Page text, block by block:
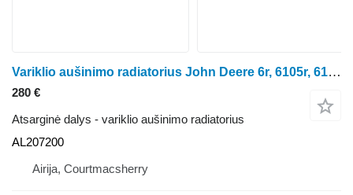
Variklio aušinimo radiatorius John Deere 6r, 6105r, 6175r, 6195r, 6215r, 6250r, Vapor Condenser AL207200 ratinio traktoriaus
280 €
Atsarginė dalys - variklio aušinimo radiatorius
AL207200
Airija, Courtmacsherry